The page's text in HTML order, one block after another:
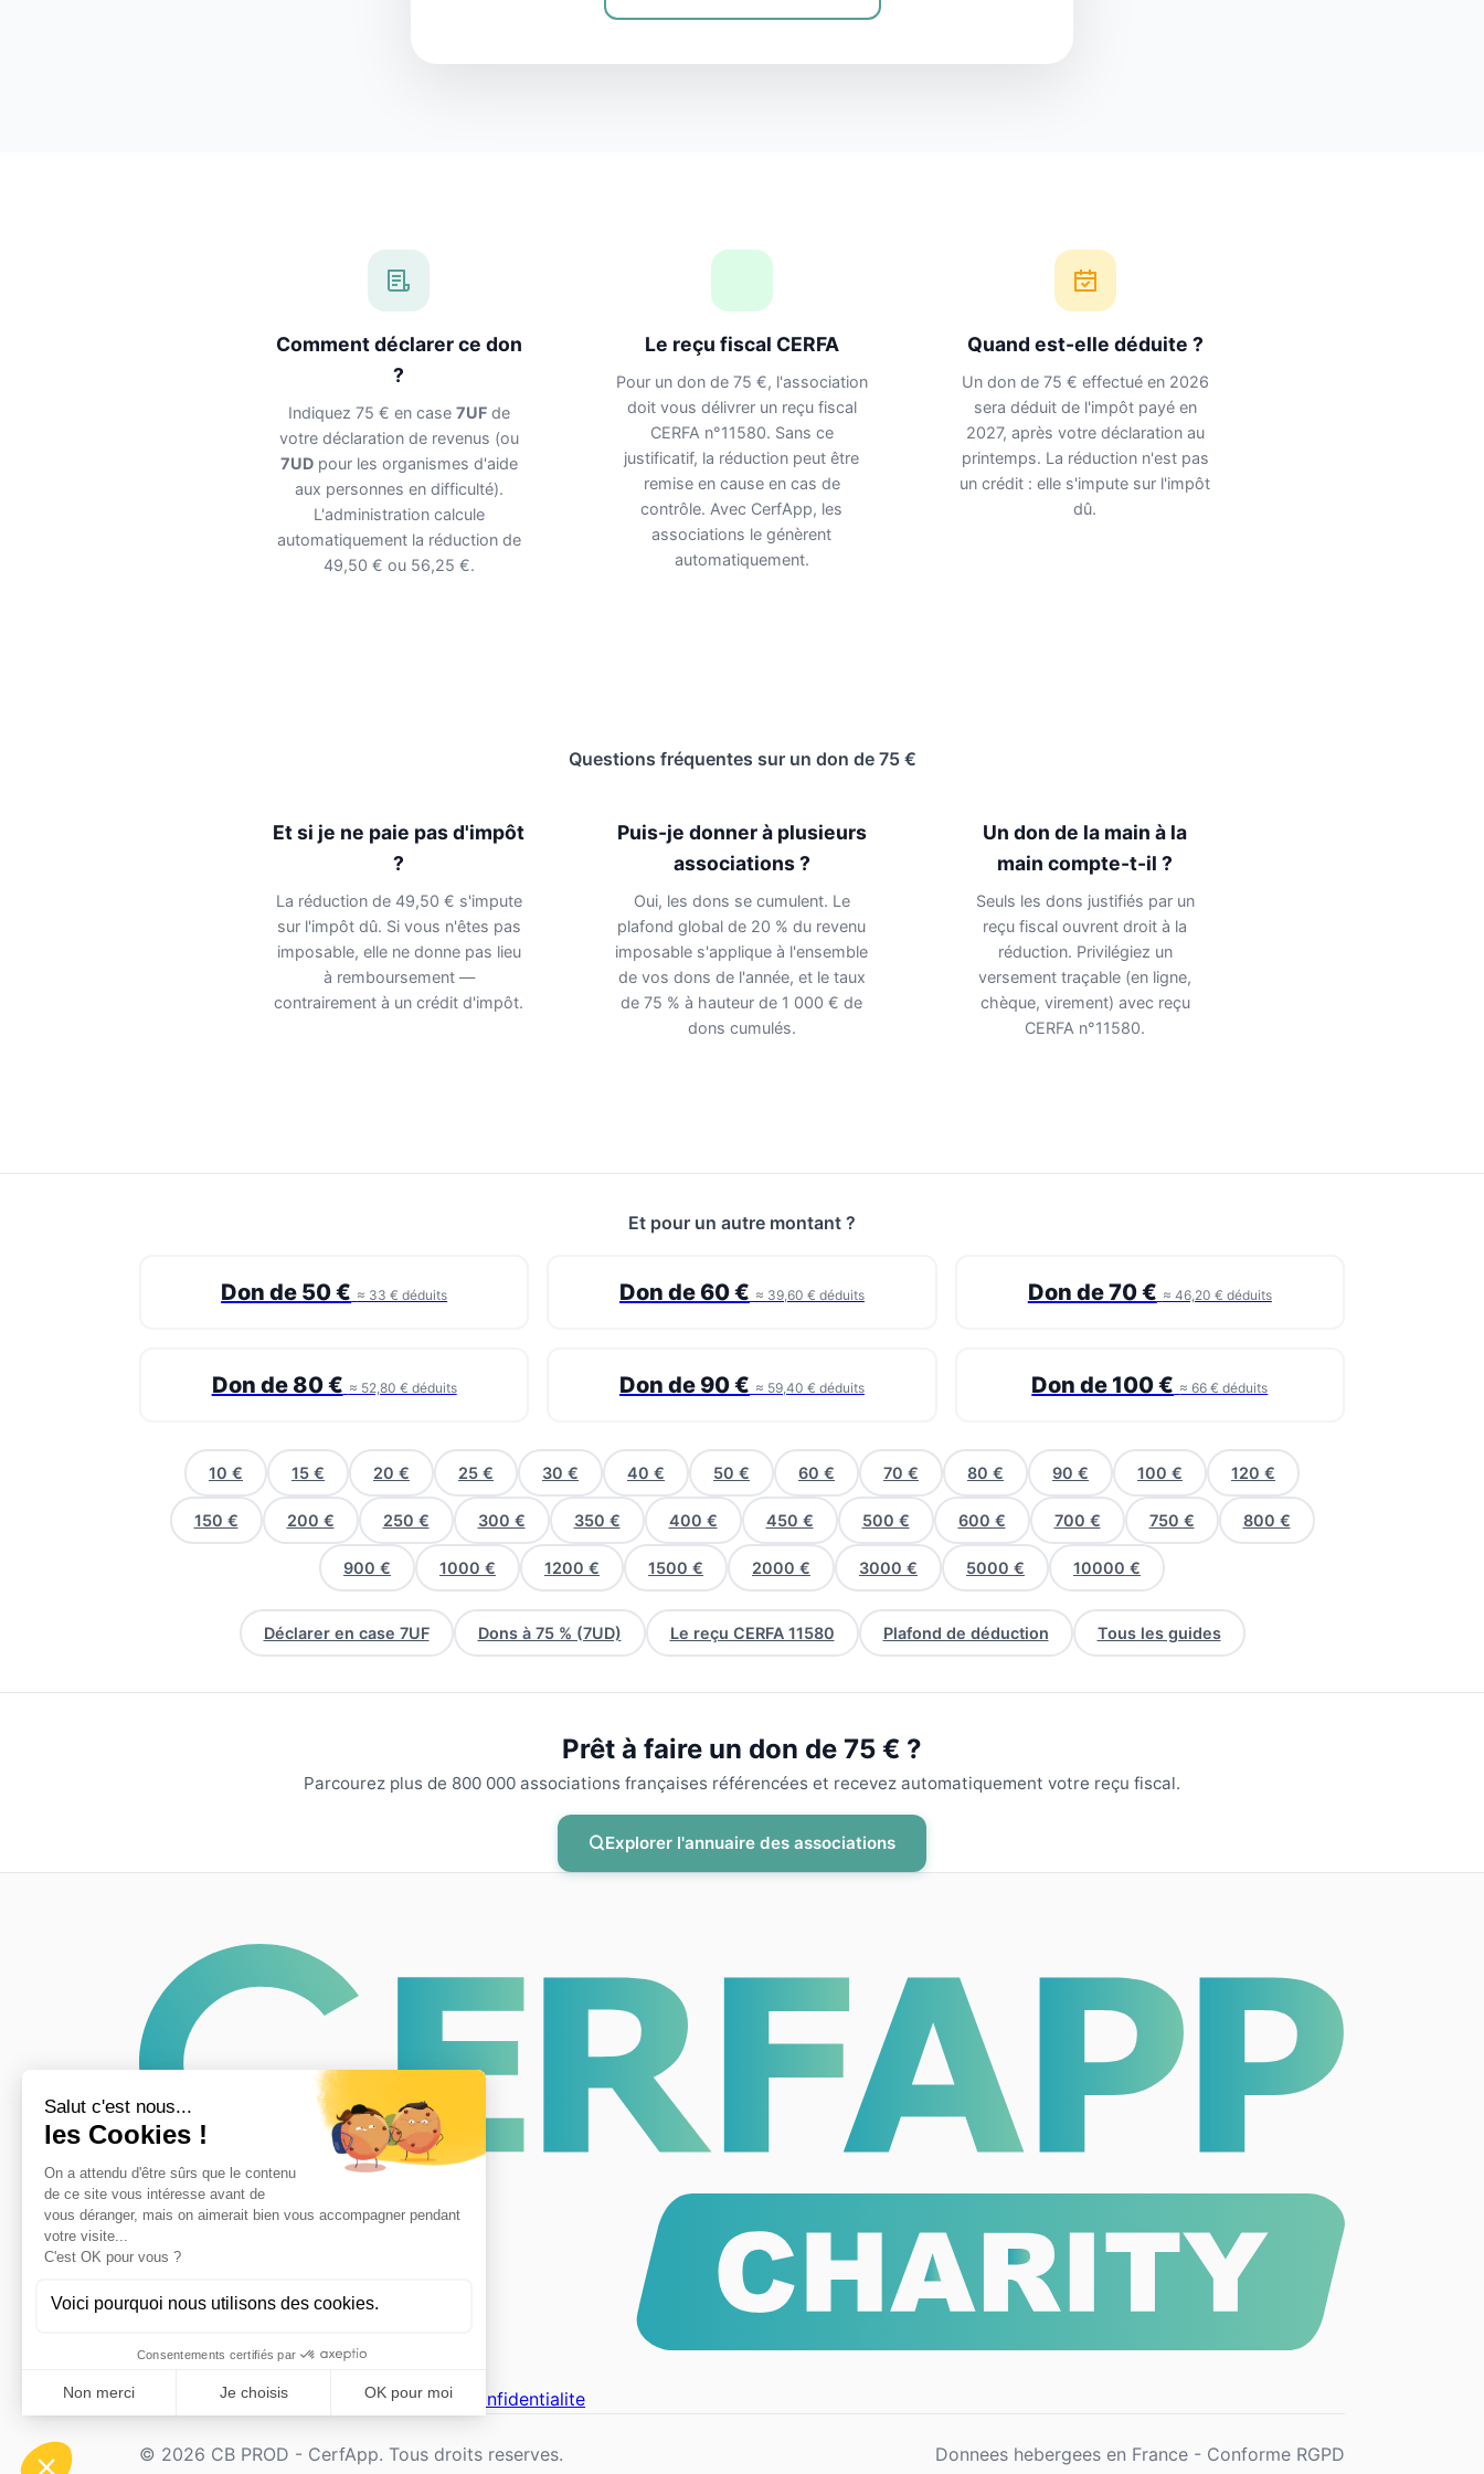
Comment déclarer ce don
?
Indiquez 75 € en case 7UFde
votre déclaration de revenus (ou
7UDpour les organismes d'aide
aux personnes en difficulté).
L'administration calcule
automatiquement la réduction de
49,50 € ou 56,25 €.
Le reçu fiscal CERFA
Pour un don de 75 €, l'association
doit vous délivrer un reçu fiscal
CERFA n°11580. Sans ce
justificatif, la réduction peut être
remise en cause en cas de
contrôle. Avec CerfApp, les
associations le génèrent
automatiquement.
Quand est-elle déduite ?
Un don de 75 € effectué en 2026
sera déduit de l'impôt payé en
2027, après votre déclaration au
printemps. La réduction n'est pas
un crédit : elle s'impute sur l'impôt
dû.
Questions fréquentes sur un don de 75 €
Et si je ne paie pas d'impôt
?
La réduction de 49,50 € s'impute
sur l'impôt dû. Si vous n'êtes pas
imposable, elle ne donne pas lieu
à remboursement —
contrairement à un crédit d'impôt.
Puis-je donner à plusieurs
associations ?
Oui, les dons se cumulent. Le
plafond global de 20 % du revenu
imposable s'applique à l'ensemble
de vos dons de l'année, et le taux
de 75 % à hauteur de 1 000 € de
dons cumulés.
Un don de la main à la
main compte-t-il ?
Seuls les dons justifiés par un
reçu fiscal ouvrent droit à la
réduction. Privilégiez un
versement traçable (en ligne,
chèque, virement) avec reçu
CERFA n°11580.
Et pour un autre montant ?
Don de 50 € ≈ 33 € déduits Don de 60 € ≈ 39,60 € déduits Don de 70 € ≈ 46,20 € déduits
Don de 80 € ≈ 52,80 € déduits Don de 90 € ≈ 59,40 € déduits Don de 100 € ≈ 66 € déduits
10 € 15 € 20 € 25 € 30 € 40 € 50 € 60 € 70 € 80 € 90 € 100 € 120 €
150 € 200 € 250 € 300 € 350 € 400 € 450 € 500 € 600 € 700 € 750 € 800 €
900 € 1000 € 1200 € 1500 € 2000 € 3000 € 5000 € 10000 €
Déclarer en case 7UF Dons à 75 % (7UD) Le reçu CERFA 11580 Plafond de déduction Tous les guides
Prêt à faire un don de 75 € ?
Parcourez plus de 800 000 associations françaises référencées et recevez automatiquement votre reçu fiscal.
Explorer l'annuaire des associations
Associations Mentions legales Confidentialite
© 2026 CB PROD - CerfApp. Tous droits reserves. Donnees hebergees en France - Conforme RGPD